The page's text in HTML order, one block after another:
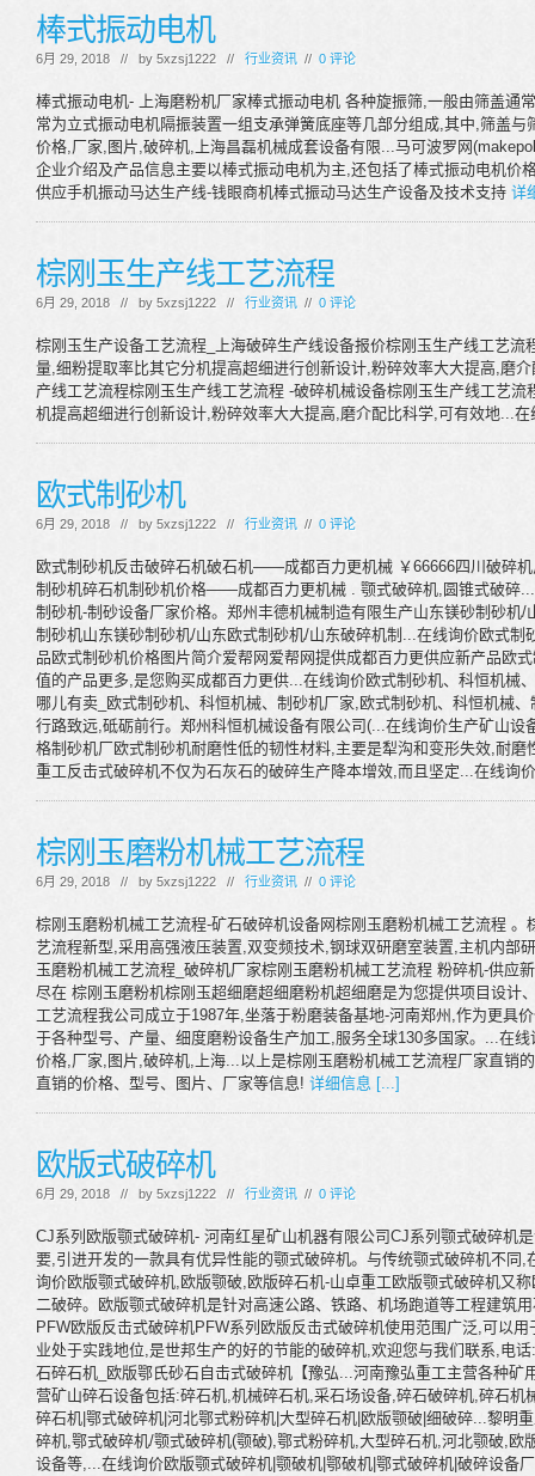
棒式振动电机
6月 29, 2018 // by 5xzsj1222 // 行业资讯 // 0 评论
棒式振动电机- 上海磨粉机厂家棒式振动电机 各种旋振筛,一般由筛盖通
常为立式振动电机隔振装置一组支承弹簧底座等几部分组成,其中,筛盖
价格,厂家,图片,破碎机,上海昌磊机械成套设备有限...马可波罗网
企业介绍及产品信息主要以棒式振动电机为主,还包括了棒式振动电机价
供应手机振动马达生产线-钱眼商机棒式振动马达生产设备及技术支持 详
棕刚玉生产线工艺流程
6月 29, 2018 // by 5xzsj1222 // 行业资讯 // 0 评论
棕刚玉生产设备工艺流程_上海破碎生产线设备报价棕刚玉生产线工艺
量,细粉提取率比其它分机提高超细进行创新设计,粉碎效率大大提高,磨
产线工艺流程棕刚玉生产线工艺流程 -破碎机械设备棕刚玉生产线工艺
机提高超细进行创新设计,粉碎效率大大提高,磨介配比科学,可有效地...
欧式制砂机
6月 29, 2018 // by 5xzsj1222 // 行业资讯 // 0 评论
欧式制砂机反击破碎石机破石机——成都百力更机械 ￥66666四川破碎
制砂机碎石机制砂机价格——成都百力更机械 . 颚式破碎机,圆锥式破碎
制砂机-制砂设备厂家价格。郑州丰德机械制造有限生产山东镁砂制砂机
制砂机山东镁砂制砂机/山东欧式制砂机/山东破碎机制...在线询价欧式制
品欧式制砂机价格图片简介爱帮网爱帮网提供成都百力更供应新产品欧
值的产品更多,是您购买成都百力更供...在线询价欧式制砂机、科恒机械
哪儿有卖_欧式制砂机、科恒机械、制砂机厂家,欧式制砂机、科恒机械
行路致远,砥砺前行。郑州科恒机械设备有限公司(...在线询价生产矿山
格制砂机厂欧式制砂机耐磨性低的韧性材料,主要是犁沟和变形失效,耐
重工反击式破碎机不仅为石灰石的破碎生产降本增效,而且坚定...在线询
棕刚玉磨粉机械工艺流程
6月 29, 2018 // by 5xzsj1222 // 行业资讯 // 0 评论
棕刚玉磨粉机械工艺流程-矿石破碎机设备网棕刚玉磨粉机械工艺流程
艺流程新型,采用高强液压装置,双变频技术,钢球双研磨室装置,主机内部
玉磨粉机械工艺流程_破碎机厂家棕刚玉磨粉机械工艺流程 粉碎机-供应
尽在 棕刚玉磨粉机棕刚玉超细磨超细磨粉机超细磨是为您提供项目设计
工艺流程我公司成立于1987年,坐落于粉磨装备基地-河南郑州,作为更具
于各种型号、产量、细度磨粉设备生产加工,服务全球130多国家。...在
价格,厂家,图片,破碎机,上海...以上是棕刚玉磨粉机械工艺流程厂家直销
直销的价格、型号、图片、厂家等信息! 详细信息 [...]
欧版式破碎机
6月 29, 2018 // by 5xzsj1222 // 行业资讯 // 0 评论
CJ系列欧版颚式破碎机- 河南红星矿山机器有限公司CJ系列颚式破碎机
要,引进开发的一款具有优异性能的颚式破碎机。与传统颚式破碎机不同
询价欧版颚式破碎机,欧版颚破,欧版碎石机-山卓重工欧版颚式破碎机又
二破碎。欧版颚式破碎机是针对高速公路、铁路、机场跑道等工程建筑
PFW欧版反击式破碎机PFW系列欧版反击式破碎机使用范围广泛,可以
业处于实践地位,是世邦生产的好的节能的破碎机,欢迎您与我们联系,电
石碎石机_欧版鄂氏砂石自击式破碎机【豫弘...河南豫弘重工主营各种矿
营矿山碎石设备包括:碎石机,机械碎石机,采石场设备,碎石破碎机,碎石
碎石机|鄂式破碎机|河北鄂式粉碎机|大型碎石机|欧版颚破|细破碎...黎明
碎机,鄂式破碎机/颚式破碎机(颚破),鄂式粉碎机,大型碎石机,河北颚破,欧
设备等,...在线询价欧版颚式破碎机|颚破机|鄂破机|鄂式破碎机|破碎设备